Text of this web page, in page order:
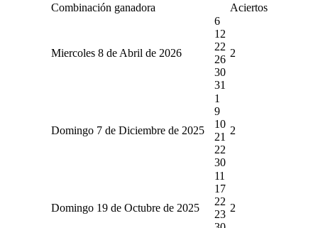
Combinación ganadora Aciertos
Miercoles 8 de Abril de 2026
6
12
22
26
30
31
2
Domingo 7 de Diciembre de 2025
1
9
10
21
22
30
2
Domingo 19 de Octubre de 2025
11
17
22
23
2